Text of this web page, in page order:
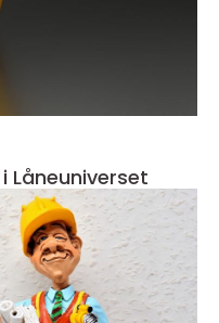
Låneuniverset